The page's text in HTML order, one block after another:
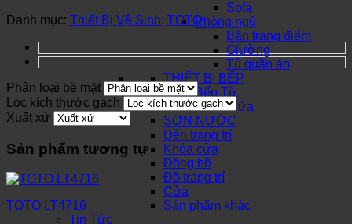
Sofa
Phòng ngủ
Bàn trang điểm
Giường
Tủ quần áo
THIẾT BỊ BẾP
Bếp Từ
Chậu Rửa
SƠN NƯỚC
Đèn trang trí
Khóa cửa
Đồng hồ
Đồ trang trí
Cửa
Sản phẩm khác
Tin Tức
Danh mục: Thiết Bị Vệ Sinh, TOTO
Phân loại bề mặt
Lọc kích thước gạch
Xuất xứ
Sản phẩm tương tự
TOTO LT4716